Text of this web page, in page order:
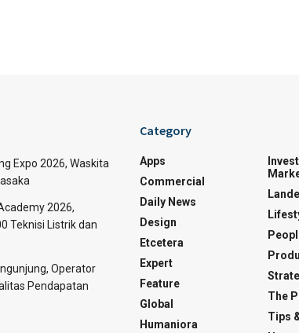
Expo 2026, Waskita
2026,
Teknisi Listrik dan
Operator
Pendapatan
Category
Apps
Commercial
Daily News
Design
Etcetera
Expert
Feature
Global
Humaniora
The
Tips